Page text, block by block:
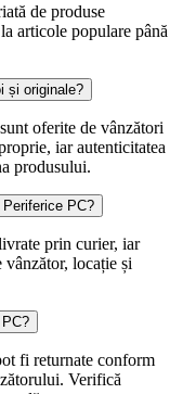
de produse
articole populare până
și originale?
oferite de vânzători
iar autenticitatea
produsului.
PC?
prin curier, iar
locație și
fi returnate conform
Verifică